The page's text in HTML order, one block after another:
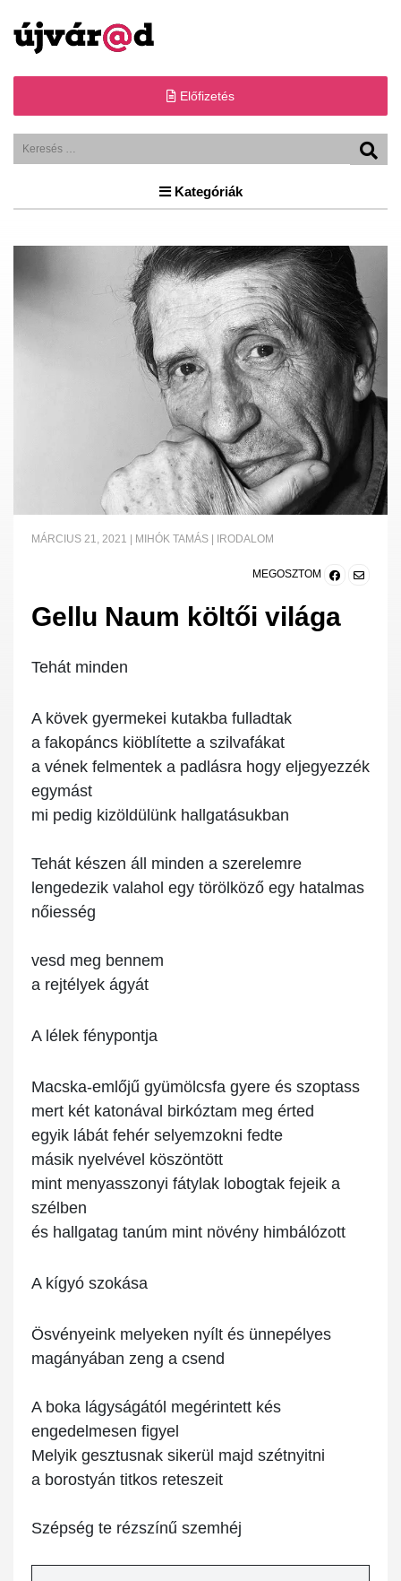
Előfizetés
Kategóriák
MÁRCIUS 21, 2021 | MIHÓK TAMÁS | IRODALOM
MEGOSZTOM
Gellu Naum költői világa
Tehát minden
A kövek gyermekei kutakba fulladtak
a fakopáncs kiöblítette a szilvafákat
a vének felmentek a padlásra hogy eljegyezzék
egymást
mi pedig kizöldülünk hallgatásukban
Tehát készen áll minden a szerelemre
lengedezik valahol egy törölköző egy hatalmas
nőiesség
vesd meg bennem
a rejtélyek ágyát
A lélek fénypontja
Macska-emlőjű gyümölcsfa gyere és szoptass
mert két katonával birkóztam meg érted
egyik lábát fehér selyemzokni fedte
másik nyelvével köszöntött
mint menyasszonyi fátylak lobogtak fejeik a
szélben
és hallgatag tanúm mint növény himbálózott
A kígyó szokása
Ösvényeink melyeken nyílt és ünnepélyes
magányában zeng a csend
A boka lágyságától megérintett kés
engedelmesen figyel
Melyik gesztusnak sikerül majd szétnyitni
a borostyán titkos reteszeit
Szépség te rézszínű szemhéj